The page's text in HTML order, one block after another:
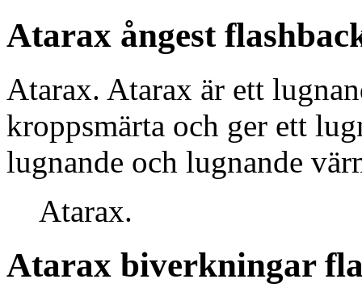
Atarax ångest
Atarax. Atarax är ett
kroppsmärta och ger ett
lugnande och lugnande
Atarax.
Atarax biverkningar